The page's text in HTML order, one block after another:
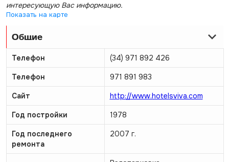
интересующую Вас информацию.
Показать на карте
Общие
Телефон (34) 971 892 426
Телефон 971 891 983
Сайт http://www.hotelsviva.com
Год постройки 1978
Год последнего
ремонта
2007 г.